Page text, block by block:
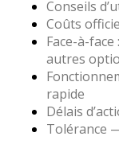
Conseils
Coûts
Face-à-
autres
rapide
Délais
Tolérance